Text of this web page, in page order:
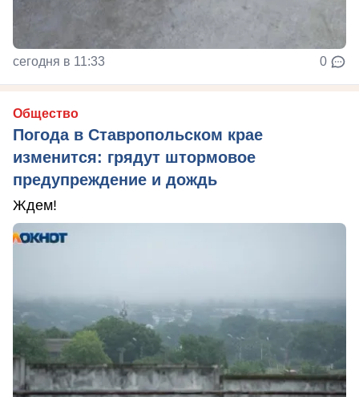
сегодня в 11:33 0
Общество
Погода в Ставропольском крае
изменится: грядут штормовое
предупреждение и дождь
Ждем!